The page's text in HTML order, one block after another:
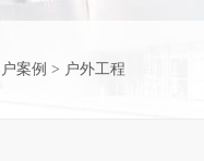
案例 > 户外工程